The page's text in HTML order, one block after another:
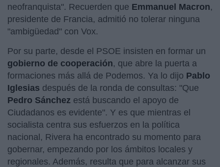
neofranquista". Recuerden que Emmanuel Macron,
presidente de Francia, admitió no tolerar ninguna
"ambigüedad" con Vox.
Por su parte, desde el PSOE insisten en formar un
gobierno de cooperación, que abre la puerta a
formaciones más allá de Podemos. Ya lo dijo Pablo
Iglesias después de la ronda de consultas: "Que
Pedro Sánchez está buscando el apoyo de
Ciudadanos es evidente". Y es que mientras el
socialista centra sus esfuerzos en la política
nacional, Rivera ha encontrado su momento para
gobernar, empezando por los ámbitos locales y
regionales. Además, resulta que para alcanzar sus